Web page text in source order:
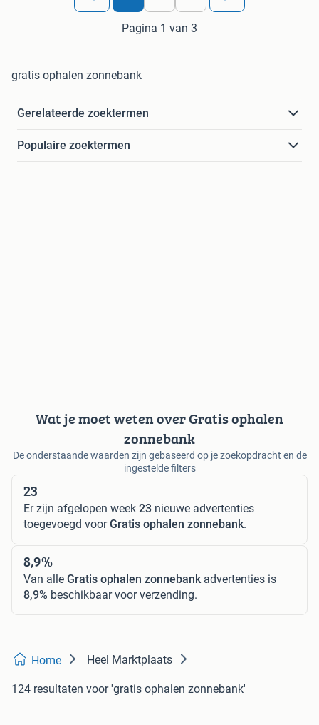
Pagina 1 van 3
gratis ophalen zonnebank
Gerelateerde zoektermen
Populaire zoektermen
Wat je moet weten over Gratis ophalen
zonnebank
De onderstaande waarden zijn gebaseerd op je zoekopdracht en de
ingestelde filters
23
Er zijn afgelopen week 23 nieuwe advertenties
toegevoegd voorGratis ophalen zonnebank.
8,9%
Van alle Gratis ophalen zonnebankadvertenties is
8,9% beschikbaar voor verzending.
Home Heel Marktplaats
124 resultaten voor 'gratis ophalen zonnebank'